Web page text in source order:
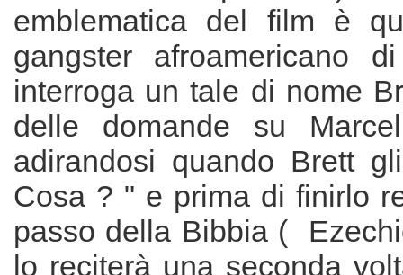
emblematica del film è
gangster afroamericano
interroga un tale di nome
delle domande su
adirandosi quando Brett
Cosa ? " e prima di finirlo
passo della Bibbia (
lo reciterà una seconda